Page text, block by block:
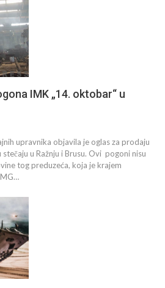
IMK „14. oktobar“ u
upravnika objavila je oglas za prodaju
u Ražnju i Brusu. Ovi pogoni nisu
tog preduzeća, koja je krajem